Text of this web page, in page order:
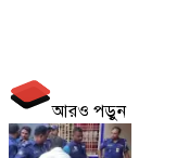
আরও পড়ুন